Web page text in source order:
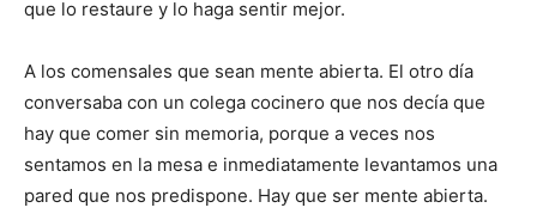
que lo restaure y lo haga sentir mejor.
A los comensales que sean mente abierta. El otro día
conversaba con un colega cocinero que nos decía que
hay que comer sin memoria, porque a veces nos
sentamos en la mesa e inmediatamente levantamos una
pared que nos predispone. Hay que ser mente abierta.